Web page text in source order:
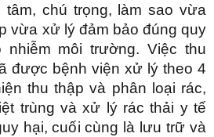
tâm, chú trọng, làm sao vừa
vừa xử lý đảm bảo đúng quy
nhiễm môi trường. Việc thu
được bệnh viện xử lý theo 4
thu thập và phân loại rác,
trùng và xử lý rác thải y tế
hại, cuối cùng là lưu trữ và